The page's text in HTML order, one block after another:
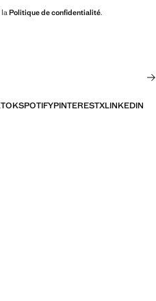
laPolitique de confidentialité.
SPOTIFYPINTERESTXLINKEDIN